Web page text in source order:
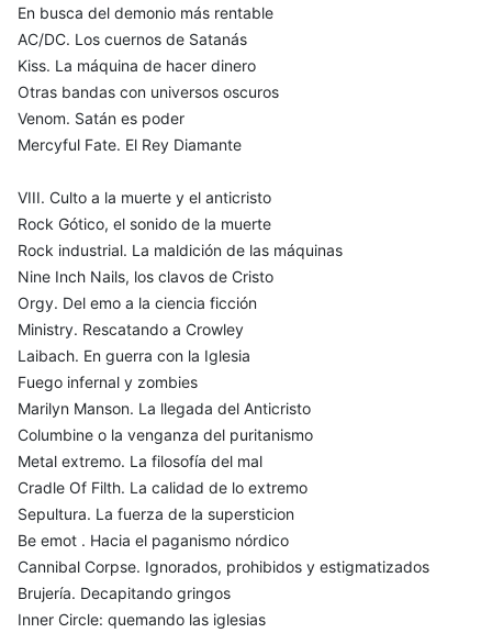
En busca del demonio más rentable
AC/DC. Los cuernos de Satanás
Kiss. La máquina de hacer dinero
Otras bandas con universos oscuros
Venom. Satán es poder
Mercyful Fate. El Rey Diamante
VIII. Culto a la muerte y el anticristo
Rock Gótico, el sonido de la muerte
Rock industrial. La maldición de las máquinas
Nine Inch Nails, los clavos de Cristo
Orgy. Del emo a la ciencia ficción
Ministry. Rescatando a Crowley
Laibach. En guerra con la Iglesia
Fuego infernal y zombies
Marilyn Manson. La llegada del Anticristo
Columbine o la venganza del puritanismo
Metal extremo. La filosofía del mal
Cradle Of Filth. La calidad de lo extremo
Sepultura. La fuerza de la supersticion
Be emot . Hacia el paganismo nórdico
Cannibal Corpse. Ignorados, prohibidos y estigmatizados
Brujería. Decapitando gringos
Inner Circle: quemando las iglesias